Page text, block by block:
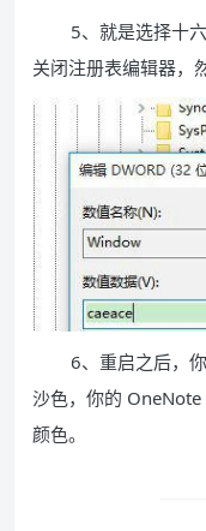
5、就是选择十
关闭注册表编辑器，
6、重启之后，
沙色，你的
颜色。